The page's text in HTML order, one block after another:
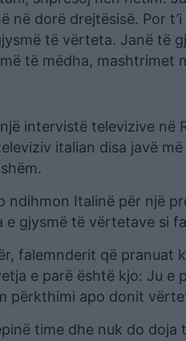
në dorë drejtësisë. Por
të vërteta. Janë të
të mëdha, mashtrimet
intervistë televizive në
italian disa javë
ndihmon Italinë për një
e gjysmë të vërtetave si
falemnderit që pranuat
e parë është kjo: Ju e
përkthimi apo donit
time dhe nuk do